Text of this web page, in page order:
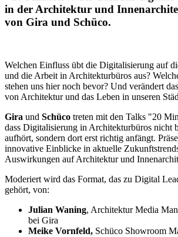
in der Architektur und
von Gira und Schüco.
Welchen Einfluss übt die Digitalisierung auf
und die Arbeit in Architekturbüros aus?
stehen uns hier noch bevor? Und verändert
von Architektur und das Leben in unseren
Gira und Schüco treten mit den Talks "20
dass Digitalisierung in Architekturbüros nicht
aufhört, sondern dort erst richtig anfängt.
innovative Einblicke in aktuelle
Auswirkungen auf Architektur und
Moderiert wird das Format, das zu Digital
gehört, von:
Julian Waning, Architektur Media
bei Gira
Meike Vornfeld, Schüco Showroom